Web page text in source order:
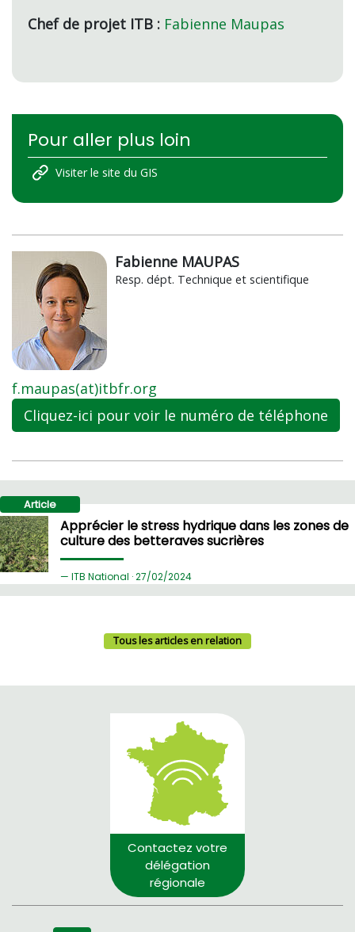
Chef de projet ITB : Fabienne Maupas
Pour aller plus loin
Visiter le site du GIS
Fabienne MAUPAS
Resp. dépt. Technique et scientifique
f.maupas(at)itbfr.org
Cliquez-ici pour voir le numéro de téléphone
Article
Apprécier le stress hydrique dans les zones de
culture des betteraves sucrières
ITB National ·27/02/2024
Tous les articles en relation
Contactez votre
délégation
régionale